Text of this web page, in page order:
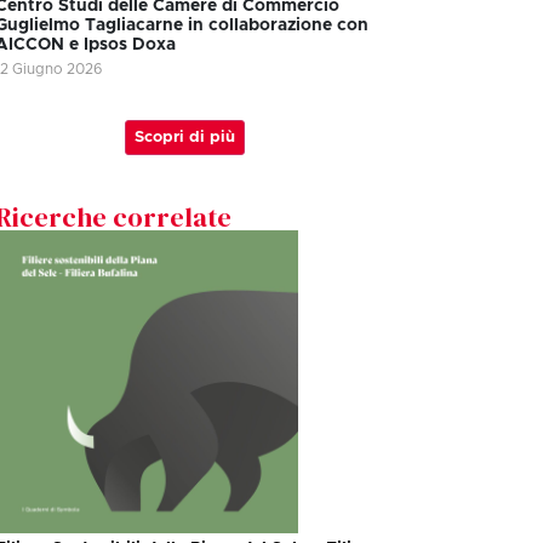
Studi delle Camere di Commercio
Tagliacarne in collaborazione con
e Ipsos Doxa
Giugno 2026
Scopri di più
correlate